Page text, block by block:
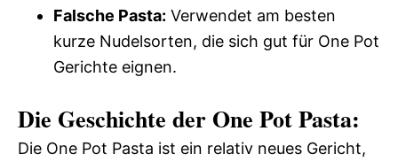
Falsche Pasta: Verwendet am besten
kurze Nudelsorten, die sich gut für One Pot
Gerichte eignen.
Die Geschichte der One Pot Pasta:
Die One Pot Pasta ist ein relativ neues Gericht,